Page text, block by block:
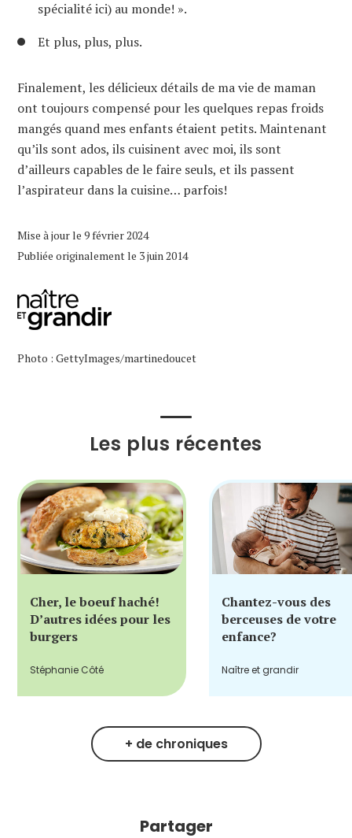
spécialité ici) au monde! ».
Et plus, plus, plus.
Finalement, les délicieux détails de ma vie de maman
ont toujours compensé pour les quelques repas froids
mangés quand mes enfants étaient petits. Maintenant
qu’ils sont ados, ils cuisinent avec moi, ils sont
d’ailleurs capables de le faire seuls, et ils passent
l’aspirateur dans la cuisine… parfois!
Mise à jour le 9 février 2024
Publiée originalement le 3 juin 2014
Photo : GettyImages/martinedoucet
Les plus récentes
Cher, le boeuf haché!
D’autres idées pour les
burgers
Stéphanie Côté
Chantez-vous des
berceuses de votre
enfance?
Naître et grandir
+ de chroniques
Partager